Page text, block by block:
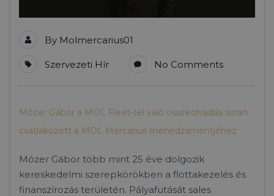
By Molmercarius01
Szervezeti Hír No Comments
Mózer Gábor a MOL Fleet-tel való összeolvadás során
csatlakozott a MOL Mercarius menedzsmentjéhez
Mózer Gábor több mint 25 éve dolgozik
kereskedelmi szerepkörökben a flottakezelés és
finanszírozás területén. Pályafutását sales